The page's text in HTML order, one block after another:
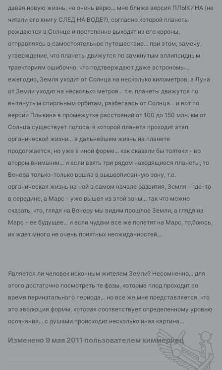
давая новую жизнь, не очень верю... мне ближе версия ПЛЫКИНА (не
читали его книгу СЛЕД НА ВОДЕ?), согласно которой планеты
рождаются в Солнце и постепенно выходят из его короны,
отправляясь в самостоятельное путешествие... при этом, замечу,
утверждение, что планеты движутся по замкнутым эллипсидным
траекториям ошибочно, что подтверждают даже астрономы...
ежегодно, Земля уходит от Солнца на несколько километров, а Луна
от Земли уходит на несколько метров... т.е. планеты движутся по
вытянутым спирльным орбитам, разбегаясь от Солнца... и вот по
версии Плыкина в промежутке расстояний от 100 до 150 млн. км от
Солнца существует полоса, в которой планета проходит этап
органической жизни... в дальнейшем жизнь на планете
продолжается, но уже в иной форме... как сказали бы толтеки - во
втором внимании... и если взять три рядом находящиеся планеты, то
Венера только-только вошла в вышеописанную зону, т.е.
органическая жизнь на ней в самом начале развития, Земля - где-то
в середине, а Марс - уже вышел из этой зоны... так что можно
сказать, что, глядя на Венеру мы видим прошлое Земли, а глядя на
Марс - ее будущее... и если чудаки все же полетят на Марс, то,боюсь,
их ждет много не очень приятных неожиданностей...
Является ли человек исконным жителем Земли? Несомненно... для
этого достаточно посмотреть те фазы, которые плод проходит во
время перинатального периода... но все же мне представляется, что
это эволюция формы, которая соответствует определенному уровню
осознания... с душами происходит несколько иная картина...
Изменено 9 мая 2011 пользователем киммериец